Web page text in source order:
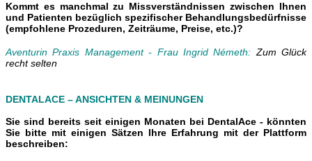
Kommt es manchmal zu Missverständnissen zwischen Ihnen
und Patienten bezüglich spezifischer Behandlungsbedürfnisse
(empfohlene Prozeduren, Zeiträume, Preise, etc.)?
Aventurin Praxis Management- Frau Ingrid Németh: Zum Glück
recht selten
DENTALACE – ANSICHTEN & MEINUNGEN
Sie sind bereits seit einigen Monaten bei DentalAce - könnten
Sie bitte mit einigen Sätzen Ihre Erfahrung mit der Plattform
beschreiben: